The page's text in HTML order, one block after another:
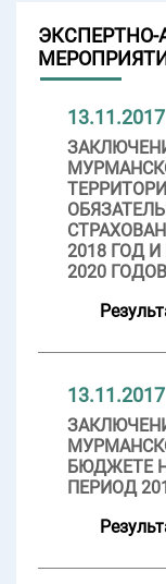
13.11.2017
2018 ГОД
2020
13.11.2017
БЮДЖЕТЕ
ПЕРИОД